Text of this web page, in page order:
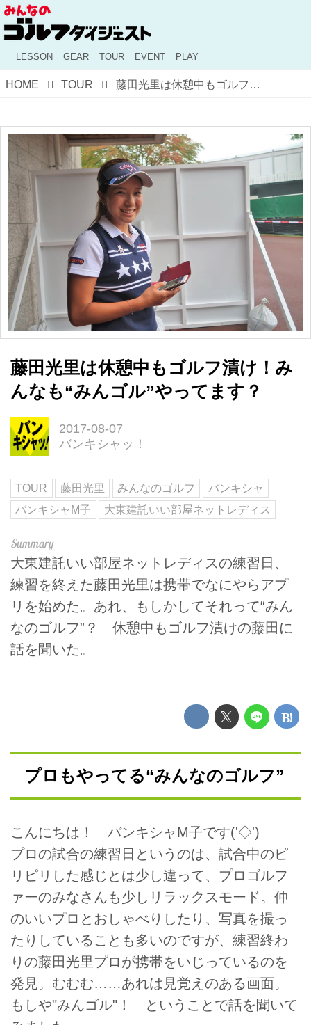
LESSON GEAR TOUR EVENT PLAY
HOME TOUR 藤田光里は休憩中もゴルフ漬け！みんなも“みんゴル”やってます？
藤田光里は休憩中もゴルフ漬け！み
んなも“みんゴル”やってます？
2017-08-07
バンキシャッ！
TOUR 藤田光里 みんなのゴルフ
バンキシャ
バンキシャM子
大東建託いい部屋ネットレディス
大東建託いい部屋ネットレディスの練習日、
練習を終えた藤田光里は携帯でなにやらアプ
リを始めた。あれ、もしかしてそれって“みん
なのゴルフ”？ 休憩中もゴルフ漬けの藤田に
話を聞いた。
プロもやってる“みんなのゴルフ”
こんにちは！ バンキシャM子です('◇')ゞ
プロの試合の練習日というのは、試合中のピ
リピリした感じとは少し違って、プロゴルフ
ァーのみなさんも少しリラックスモード。仲
のいいプロとおしゃべりしたり、写真を撮っ
たりしていることも多いのですが、練習終わ
りの藤田光里プロが携帯をいじっているのを
発見。むむむ……あれは見覚えのある画面。
もしや"みんゴル"！ ということで話を聞いて